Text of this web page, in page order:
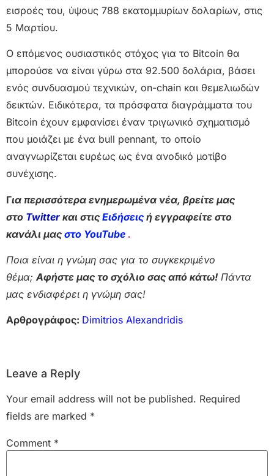
εισροές του, ύψους 788 εκατομμυρίων δολαρίων, στις
5 Μαρτίου.
Ο επόμενος ουσιαστικός στόχος για το Bitcoin θα
μπορούσε να είναι γύρω στα 92.500 δολάρια, βάσει
ενός συνδυασμού τεχνικών, on-chain και θεμελιωδών
δεικτών. Ειδικότερα, τα πρόσφατα διαγράμματα του
Bitcoin έχουν εμφανίσει έναν τριγωνικό σχηματισμό
που μοιάζει με ένα bull pennant, το οποίο
αναγνωρίζεται ευρέως ως ένα ανοδικό μοτίβο
συνέχισης.
Για περισσότερα ενημερωμένα νέα, βρείτε μας
στο Twitter και στις Ειδήσεις ή εγγραφείτε στο
κανάλι μας στο YouTube .
Ποια είναι η γνώμη σας για το συγκεκριμένο
θέμα;Αφήστε μας το σχόλιο σας από κάτω! Πάντα
μας ενδιαφέρει η γνώμη σας!
Αρθρογράφος: Dimitrios Alexandridis
Leave a Reply
Your email address will not be published. Required
fields are marked *
Comment *